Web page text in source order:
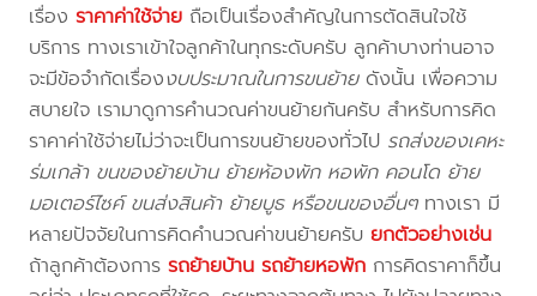
เรื่องราคาค่าใช้จ่าย ถือเป็นเรื่องสำคัญในการตัดสินใจใช้
บริการ ทางเราเข้าใจลูกค้าในทุกระดับครับ ลูกค้าบางท่านอาจ
จะมีข้อจำกัดเรื่องงบประมาณในการขนย้ายดังนั้น เพื่อความ
สบายใจ เรามาดูการคำนวณค่าขนย้ายกันครับ สำหรับการคิด
ราคาค่าใช้จ่ายไม่ว่าจะเป็นการขนย้ายของทั่วไป รถส่งของเคหะ
ร่มเกล้า ขนของย้ายบ้าน ย้ายห้องพัก หอพัก คอนโด ย้าย
มอเตอร์ไซค์ ขนส่งสินค้า ย้ายบูธ หรือขนของอื่นๆทางเรา มี
หลายปัจจัยในการคิดคำนวณค่าขนย้ายครับยกตัวอย่างเช่น
ถ้าลูกค้าต้องการรถย้ายบ้าน รถย้ายหอพัก การคิดราคาก็ขึ้น